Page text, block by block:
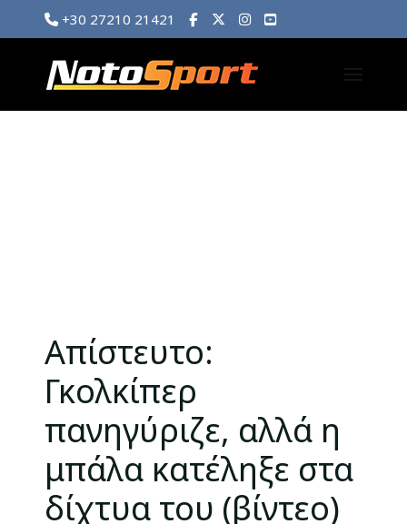
+30 27210 21421
Απίστευτο:
Γκολκίπερ
πανηγύριζε, αλλά η
μπάλα κατέληξε στα
δίχτυα του (βίντεο)